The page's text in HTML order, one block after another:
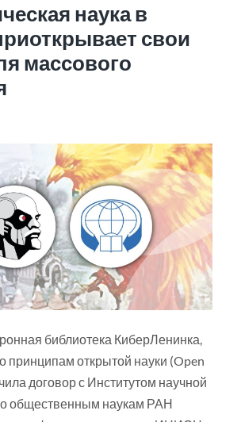
наука в
свои
массового
библиотека КиберЛенинка,
принципам открытой науки (Open
договор с Институтом научной
общественным наукам РАН